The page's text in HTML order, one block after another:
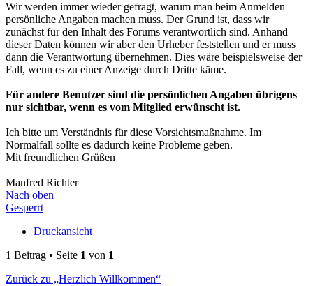
Wir werden immer wieder gefragt, warum man beim Anmelden
persönliche Angaben machen muss. Der Grund ist, dass wir
zunächst für den Inhalt des Forums verantwortlich sind. Anhand
dieser Daten können wir aber den Urheber feststellen und er muss
dann die Verantwortung übernehmen. Dies wäre beispielsweise der
Fall, wenn es zu einer Anzeige durch Dritte käme.
Für andere Benutzer sind die persönlichen Angaben übrigens
nur sichtbar, wenn es vom Mitglied erwünscht ist.
Ich bitte um Verständnis für diese Vorsichtsmaßnahme. Im
Normalfall sollte es dadurch keine Probleme geben.
Mit freundlichen Grüßen
Manfred Richter
Nach oben
Gesperrt
Druckansicht
1 Beitrag • Seite 1 von 1
Zurück zu „Herzlich Willkommen“